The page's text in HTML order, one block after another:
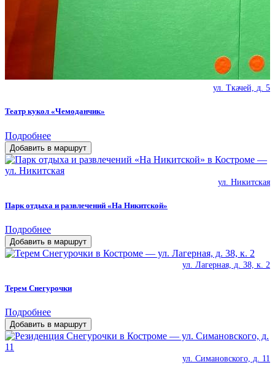
ул. Ткачей, д. 5
Театр кукол «Чемоданчик»
Подробнее
Добавить в маршрут
ул. Никитская
Парк отдыха и развлечений «На Никитской»
Подробнее
Добавить в маршрут
ул. Лагерная, д. 38, к. 2
Терем Снегурочки
Подробнее
Добавить в маршрут
ул. Симановского, д. 11